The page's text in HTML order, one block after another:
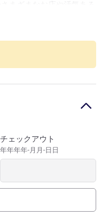
マタビアウ駅に近く、ご
100%禁煙、広い朝食会
。無料の屋外駐車場。
を結ぶミディ運河沿いに
セルナン大聖堂、さまざ
日を過ごすのに最適で
サントル ガールの従業
時間の流れに浸ることが
りとしたライフスタイル
チェックアウト
年年年年-月月-日日